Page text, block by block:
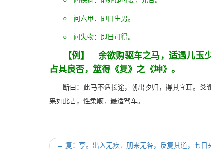
○ 问六甲：即日生男。
○ 问失物：即日可得。
【例】 余欲购驱车之马，适遇儿玉
占其良否，筮得《复》之《坤》。
断曰：此马不适长途，朝出夕归，得其宜耳。爻
果如此占，性柔顺，最适驾车。
← 复：亨。出入无疾，朋来无咎，反复其道，七日